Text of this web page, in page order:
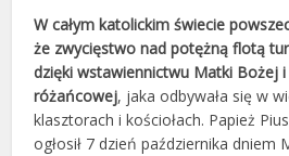
W całym katolickim świecie
że zwycięstwo nad potężną flotą
dzięki wstawiennictwu Matki Bożej
różańcowej, jaka odbywała się w
klasztorach i kościołach. Papież
ogłosił 7 dzień października dniem